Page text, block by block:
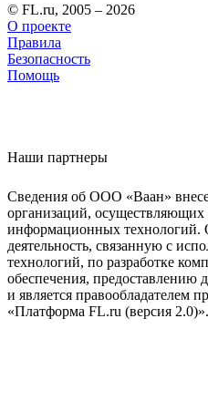
© FL.ru, 2005 – 2026
О проекте
Правила
Безопасность
Помощь
Наши партнеры
Сведения об ООО «Ваан»
организаций, осуществляющих
информационных технологий.
деятельность, связанную с
технологий, по разработке
обеспечения,
и является правообладателем
«Платформа FL.ru (версия 2.0)».